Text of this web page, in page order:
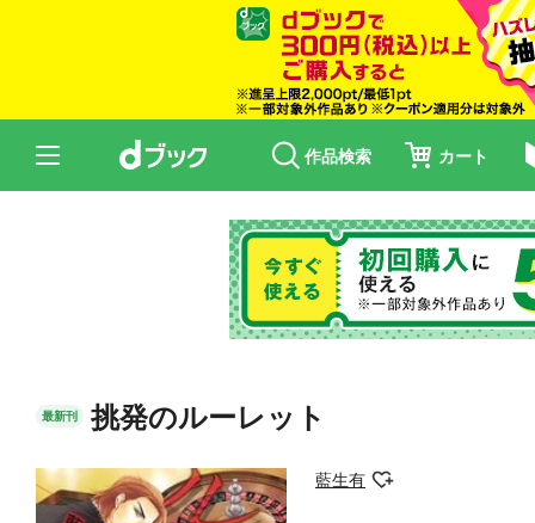
作品検索 カート
最新刊 挑発のルーレット
藍生有